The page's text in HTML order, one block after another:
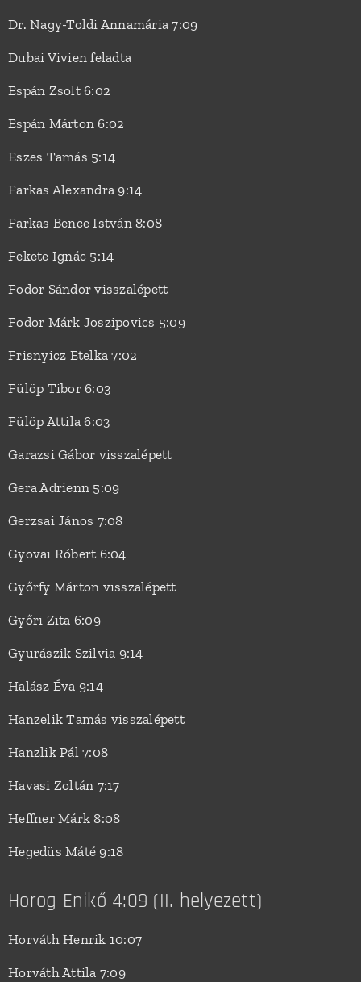
Dr. Nagy-Toldi Annamária 7:09
Dubai Vivien feladta
Espán Zsolt 6:02
Espán Márton 6:02
Eszes Tamás 5:14
Farkas Alexandra 9:14
Farkas Bence István 8:08
Fekete Ignác 5:14
Fodor Sándor visszalépett
Fodor Márk Joszipovics 5:09
Frisnyicz Etelka 7:02
Fülöp Tibor 6:03
Fülöp Attila 6:03
Garazsi Gábor visszalépett
Gera Adrienn 5:09
Gerzsai János 7:08
Gyovai Róbert 6:04
Győrfy Márton visszalépett
Győri Zita 6:09
Gyurászik Szilvia 9:14
Halász Éva 9:14
Hanzelik Tamás visszalépett
Hanzlik Pál 7:08
Havasi Zoltán 7:17
Heffner Márk 8:08
Hegedüs Máté 9:18
Horog Enikő 4:09 (II. helyezett)
Horváth Henrik 10:07
Horváth Attila 7:09